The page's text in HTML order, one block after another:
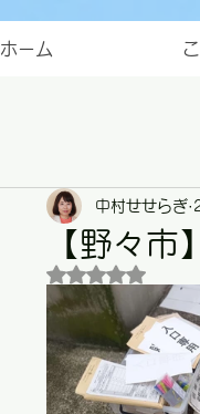
ホーム
【野々
中村せせらぎ
5つ星のうち